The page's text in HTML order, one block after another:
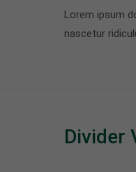
Lorem ipsum
nascetur
Divider